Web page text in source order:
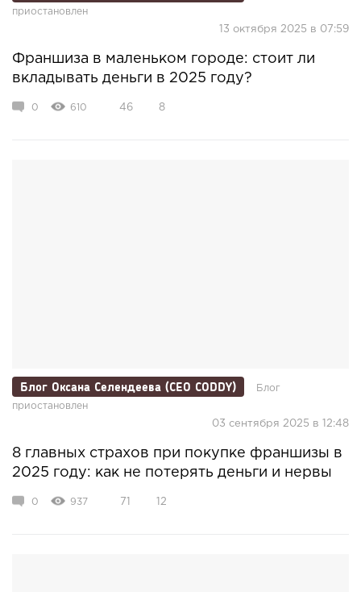
приостановлен
13 октября 2025 в 07:59
Франшиза в маленьком городе: стоит ли
вкладывать деньги в 2025 году?
0 610 46 8
Блог Оксана Селендеева (CEO CODDY)
Блог
приостановлен
03 сентября 2025 в 12:48
8 главных страхов при покупке франшизы в
2025 году: как не потерять деньги и нервы
0 937 71 12